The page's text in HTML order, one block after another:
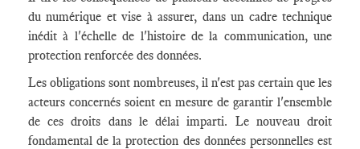
du numérique et vise à assurer, dans un cadre technique
inédit à l'échelle de l'histoire de la communication, une
protection renforcée des données.
Les obligations sont nombreuses, il n'est pas certain que les
acteurs concernés soient en mesure de garantir l'ensemble
de ces droits dans le délai imparti. Le nouveau droit
fondamental de la protection des données personnelles est